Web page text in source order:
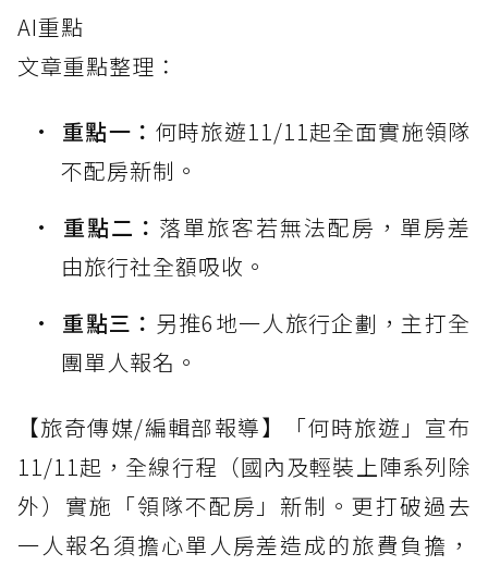
AI重點
文章重點整理：
重點一： 何時旅遊11/11起全面實施領隊
不配房新制。
重點二： 落單旅客若無法配房，單房差
由旅行社全額吸收。
重點三： 另推6地一人旅行企劃，主打全
團單人報名。
【旅奇傳媒/編輯部報導】「何時旅遊」宣布
11/11起，全線行程（國內及輕裝上陣系列除
外）實施「領隊不配房」新制。更打破過去
一人報名須擔心單人房差造成的旅費負擔，